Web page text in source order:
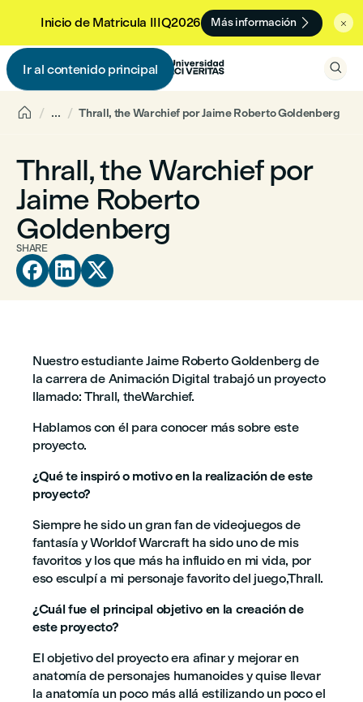
Inicio de Matricula IIIQ2026 Más información  
Ir al contenido principal
 
 ... Thrall, the Warchief por Jaime Roberto Goldenberg
Thrall, the Warchief por
Jaime Roberto
Goldenberg
SHARE
  
Nuestro estudiante Jaime Roberto Goldenberg de
la carrera de Animación Digital trabajó un proyecto
llamado: Thrall, theWarchief.
Hablamos con él para conocer más sobre este
proyecto.
¿Qué te inspiró o motivo en la realización de este
proyecto?
Siempre he sido un gran fan de videojuegos de
fantasía y Worldof Warcraft ha sido uno de mis
favoritos y los que más ha influido en mi vida, por
eso esculpí a mi personaje favorito del juego,Thrall.
¿Cuál fue el principal objetivo en la creación de
este proyecto?
El objetivo del proyecto era afinar y mejorar en
anatomía de personajes humanoides y quise llevar
la anatomía un poco más allá estilizando un poco el